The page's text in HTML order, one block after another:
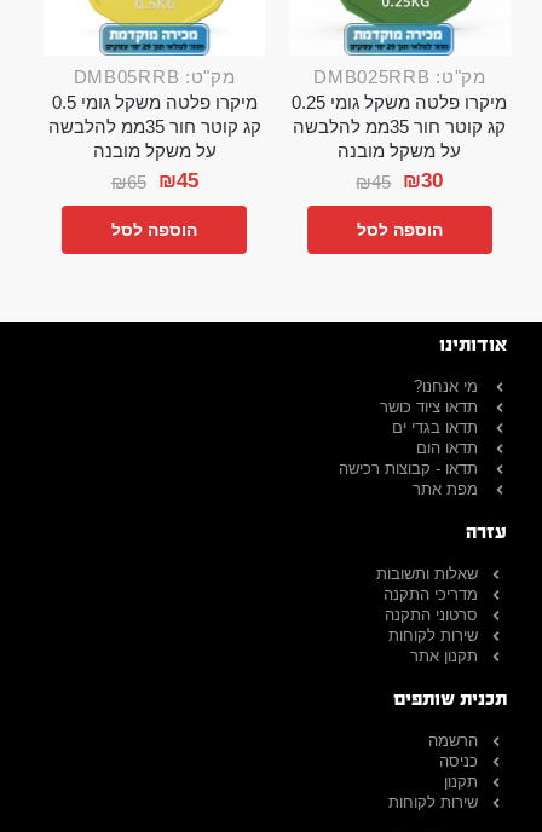
מק"ט: DMB025RRB
מיקרו פלטה משקל גומי 0.25
קג קוטר חור 35ממ להלבשה
על משקל מובנה
₪45 ₪30
הוספה לסל
מק"ט: DMB05RRB
מיקרו פלטה משקל גומי 0.5
קג קוטר חור 35ממ להלבשה
על משקל מובנה
₪65 ₪45
הוספה לסל
אודותינו
מי אנחנו?
תדאו ציוד כושר
תדאו בגדי ים
תדאו הום
תדאו - קבוצות רכישה
מפת אתר
עזרה
שאלות ותשובות
מדריכי התקנה
סרטוני התקנה
שירות לקוחות
תקנון אתר
תכנית שותפים
הרשמה
כניסה
תקנון
שירות לקוחות